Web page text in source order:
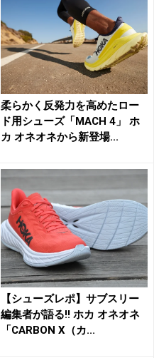
柔らかく反発力を高めたロー
ド用シューズ「MACH 4」 ホ
カ オネオネから新登場...
【シューズレポ】サブスリー
編集者が語る!! ホカ オネオネ
「CARBON X（カ...